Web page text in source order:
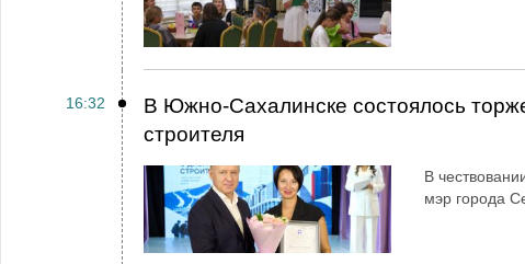
16:32
В Южно-Сахалинске состоялось
строителя
В
мэр города